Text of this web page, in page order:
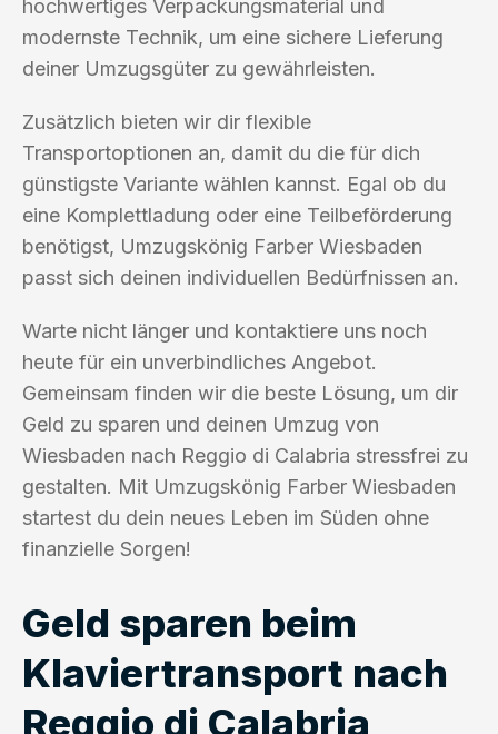
hochwertiges Verpackungsmaterial und
modernste Technik, um eine sichere Lieferung
deiner Umzugsgüter zu gewährleisten.
Zusätzlich bieten wir dir flexible
Transportoptionen an, damit du die für dich
günstigste Variante wählen kannst. Egal ob du
eine Komplettladung oder eine Teilbeförderung
benötigst, Umzugskönig Farber Wiesbaden
passt sich deinen individuellen Bedürfnissen an.
Warte nicht länger und kontaktiere uns noch
heute für ein unverbindliches Angebot.
Gemeinsam finden wir die beste Lösung, um dir
Geld zu sparen und deinen Umzug von
Wiesbaden nach Reggio di Calabria stressfrei zu
gestalten. Mit Umzugskönig Farber Wiesbaden
startest du dein neues Leben im Süden ohne
finanzielle Sorgen!
Geld sparen beim
Klaviertransport nach
Reggio di Calabria